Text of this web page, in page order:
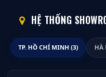
HỆ THỐNG
TP. HỒ CHÍ MINH (3) HÀ